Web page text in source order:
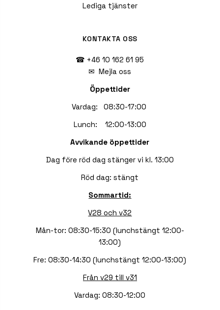
Lediga tjänster
KONTAKTA OSS
☎ +46 10 162 61 95
✉Mejla oss
Öppettider
Vardag: 08:30-17:00
Lunch: 12:00-13:00
Avvikande öppettider
Dag före röd dag stänger vi kl. 13:00
Röd dag: stängt
Sommartid:
V28 och v32
Mån-tor: 08:30-15:30 (lunchstängt 12:00-
13:00)
Fre: 08:30-14:30 (lunchstängt 12:00-13:00)
Från v29 till v31
Vardag: 08:30-12:00